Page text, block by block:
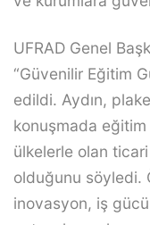
UFRAD Genel
“Güvenilir Eğitim
edildi. Aydın,
konuşmada
ülkelerle olan
olduğunu söyledi.
inovasyon, iş